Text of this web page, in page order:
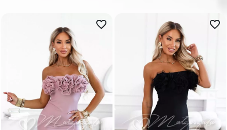
favorite_border favorite_border